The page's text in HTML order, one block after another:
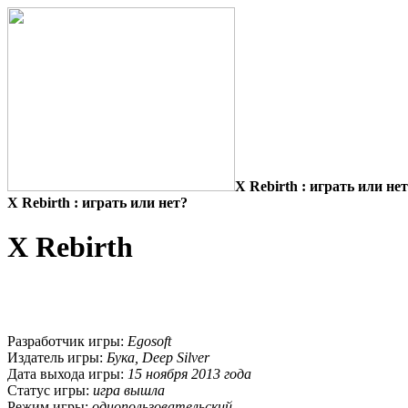
X Rebirth : играть или
X Rebirth : играть или нет?
X Rebirth
Разработчик игры: Egosoft
Издатель игры: Бука, Deep Silver
Дата выхода игры: 15 ноября 2013 года
Статус игры: игра вышла